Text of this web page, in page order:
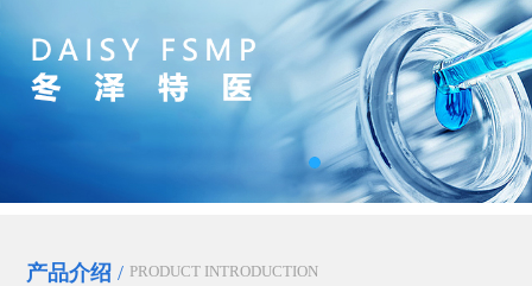
产品介绍 / PRODUCT INTRODUCTION